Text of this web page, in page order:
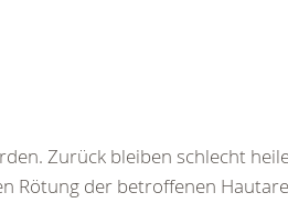
Zurück bleiben schlecht
Rötung der betroffenen